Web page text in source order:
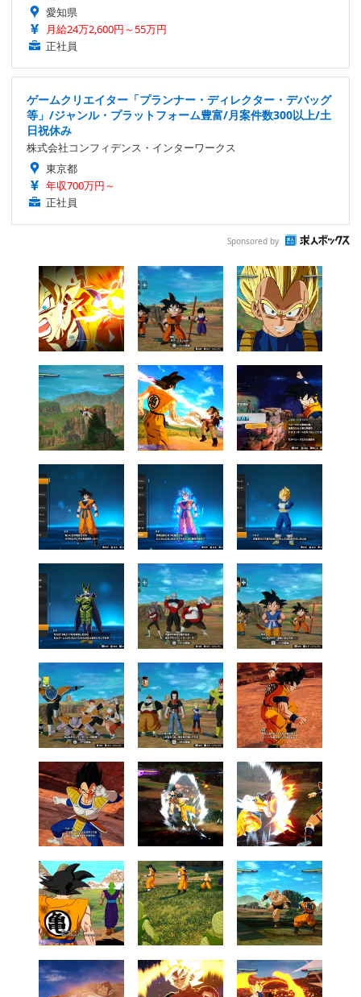
愛知県
月給24万2,600円～55万円
正社員
ゲームクリエイター「プランナー・ディレクター・デバッグ
等」/ジャンル・プラットフォーム豊富/月案件数300以上/土
日祝休み
株式会社コンフィデンス・インターワークス
東京都
年収700万円～
正社員
Sponsored by